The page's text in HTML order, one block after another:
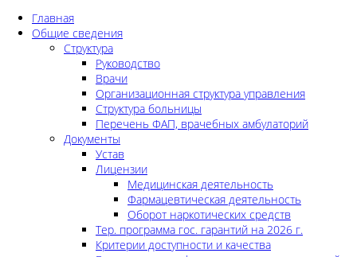
Главная
Общие сведения
Структура
Руководство
Врачи
Организационная структура управления
Структура больницы
Перечень ФАП, врачебных амбулаторий
Документы
Устав
Лицензии
Медицинская деятельность
Фармацевтическая деятельность
Оборот наркотических средств
Тер. программа гос. гарантий на 2026 г.
Критерии доступности и качества